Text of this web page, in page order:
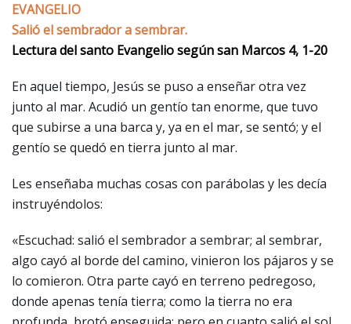
EVANGELIO
Salió el sembrador a sembrar.
Lectura del santo Evangelio según san Marcos 4, 1-20
En aquel tiempo, Jesús se puso a enseñar otra vez
junto al mar. Acudió un gentío tan enorme, que tuvo
que subirse a una barca y, ya en el mar, se sentó; y el
gentío se quedó en tierra junto al mar.
Les enseñaba muchas cosas con parábolas y les decía
instruyéndolos:
«Escuchad: salió el sembrador a sembrar; al sembrar,
algo cayó al borde del camino, vinieron los pájaros y se
lo comieron. Otra parte cayó en terreno pedregoso,
donde apenas tenía tierra; como la tierra no era